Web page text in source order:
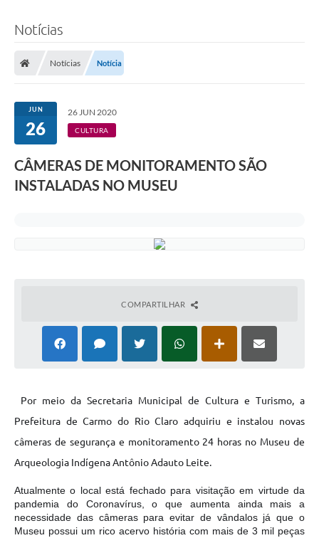
Notícias
Notícias Notícia
JUN
26
26 JUN 2020
CULTURA
CÂMERAS DE MONITORAMENTO SÃO
INSTALADAS NO MUSEU
COMPARTILHAR
Por meio da Secretaria Municipal de Cultura e Turismo, a
Prefeitura de Carmo do Rio Claro adquiriu e instalou novas
câmeras de segurança e monitoramento 24 horas no Museu de
Arqueologia Indígena Antônio Adauto Leite.
Atualmente o local está fechado para visitação em virtude da
pandemia do Coronavírus, o que aumenta ainda mais a
necessidade das câmeras para evitar de vândalos já que o
Museu possui um rico acervo história com mais de 3 mil peças